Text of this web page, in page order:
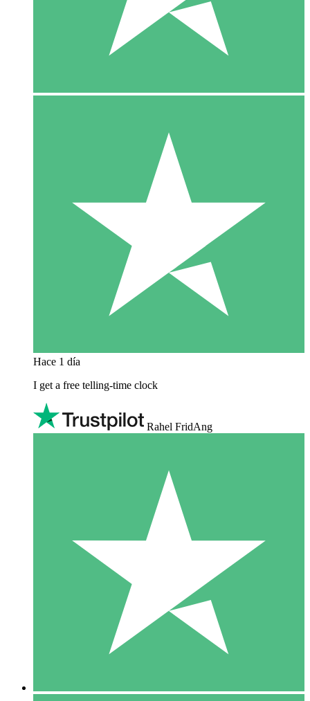
Hace 1 día
I get a free telling-time clock
Rahel FridAng